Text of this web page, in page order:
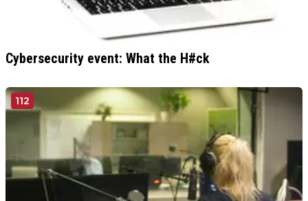
Cybersecurity event: What the H#ck
112